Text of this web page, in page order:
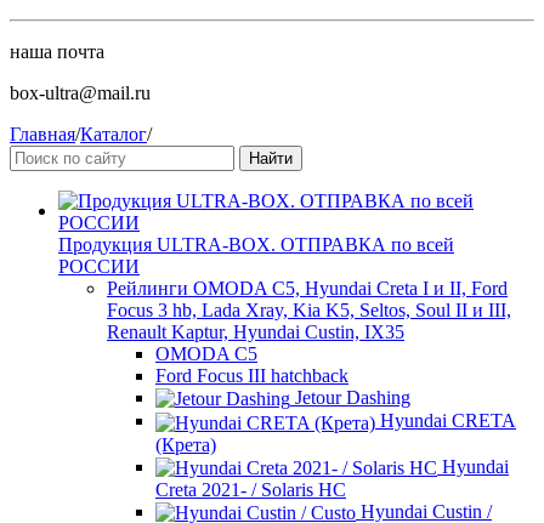
наша почта
box-ultra@mail.ru
Главная/Каталог/
Продукция ULTRA-BOX. ОТПРАВКА по всей
РОССИИ
Рейлинги OMODA C5, Hyundai Creta I и II, Ford
Focus 3 hb, Lada Xray, Kia K5, Seltos, Soul II и III,
Renault Kaptur, Hyundai Custin, IX35
OMODA C5
Ford Focus III hatchback
Jetour Dashing
Hyundai CRETA
(Крета)
Hyundai
Creta 2021- / Solaris HC
Hyundai Custin /